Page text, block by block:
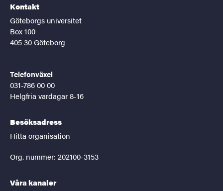
Kontakt
Göteborgs universitet
Box 100
405 30 Göteborg
Telefonväxel
031-786 00 00
Helgfria vardagar 8-16
Besöksadress
Hitta organisation
Org. nummer: 202100-3153
Våra kanaler